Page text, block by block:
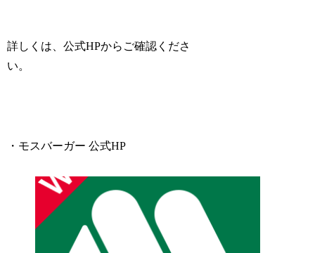
詳しくは、公式HPからご確認くださ
い。
・モスバーガー 公式HP